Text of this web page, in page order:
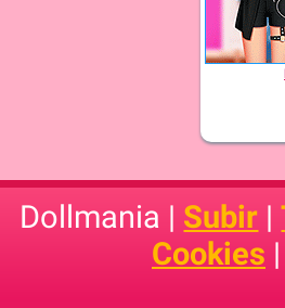
Dollmania | Subir |
Cookies |